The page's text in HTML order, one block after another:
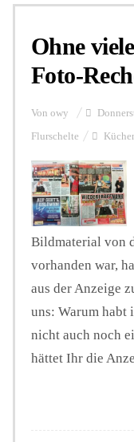
Ohne
Foto-
Von owy
Flurschelte
Bildmaterial von
vorhanden war,
aus der Anzeige
uns: Warum habt
nicht auch noch
hättet Ihr die